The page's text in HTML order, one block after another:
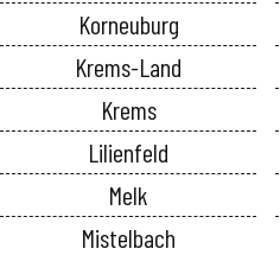
Korneuburg
Krems-Land
Krems
Lilienfeld
Melk
Mistelbach